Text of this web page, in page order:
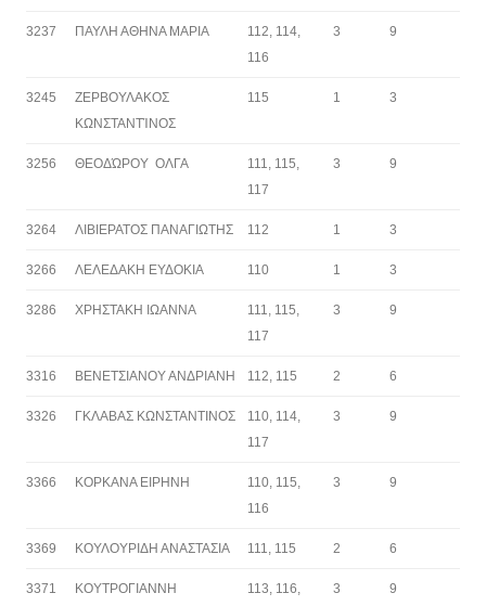
3237 ΠΑΥΛΗ ΑΘΗΝΑ ΜΑΡΙΑ
112, 114,
116
3 9
3245
ΖΕΡΒΟΥΛΑΚΟΣ
ΚΩΝΣΤΑΝΤΊΝΟΣ
115 1 3
3256 ΘΕΟΔΏΡΟΥ ΟΛΓΑ
111, 115,
117
3 9
3264 ΛΙΒΙΕΡΑΤΟΣ ΠΑΝΑΓΙΩΤΗΣ 112 1 3
3266 ΛΕΛΕΔΑΚΗ ΕΥΔΟΚΙΑ 110 1 3
3286 ΧΡΗΣΤΑΚΗ ΙΩΑΝΝΑ
111, 115,
117
3 9
3316 ΒΕΝΕΤΣΙΑΝΟΥ ΑΝΔΡΙΑΝΗ 112, 115 2 6
3326 ΓΚΛΑΒΑΣ ΚΩΝΣΤΑΝΤΙΝΟΣ
110, 114,
117
3 9
3366 ΚΟΡΚΑΝΑ ΕΙΡΗΝΗ
110, 115,
116
3 9
3369 ΚΟΥΛΟΥΡΙΔΗ ΑΝΑΣΤΑΣΙΑ 111, 115 2 6
3371
ΚΟΥΤΡΟΓΙΑΝΝΗ
113, 116,
3 9